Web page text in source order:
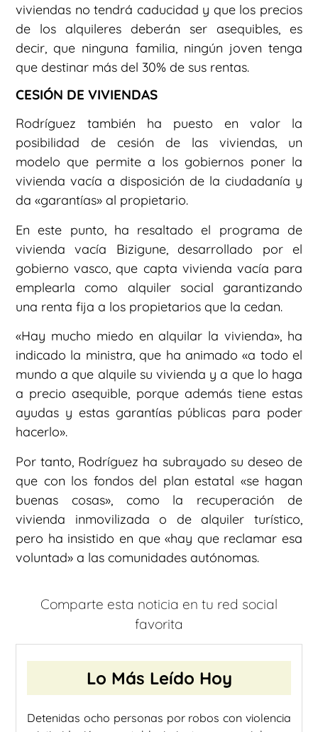
viviendas no tendrá caducidad y que los precios
de los alquileres deberán ser asequibles, es
decir, que ninguna familia, ningún joven tenga
que destinar más del 30% de sus rentas.
CESIÓN DE VIVIENDAS
Rodríguez también ha puesto en valor la
posibilidad de cesión de las viviendas, un
modelo que permite a los gobiernos poner la
vivienda vacía a disposición de la ciudadanía y
da «garantías» al propietario.
En este punto, ha resaltado el programa de
vivienda vacía Bizigune, desarrollado por el
gobierno vasco, que capta vivienda vacía para
emplearla como alquiler social garantizando
una renta fija a los propietarios que la cedan.
«Hay mucho miedo en alquilar la vivienda», ha
indicado la ministra, que ha animado «a todo el
mundo a que alquile su vivienda y a que lo haga
a precio asequible, porque además tiene estas
ayudas y estas garantías públicas para poder
hacerlo».
Por tanto, Rodríguez ha subrayado su deseo de
que con los fondos del plan estatal «se hagan
buenas cosas», como la recuperación de
vivienda inmovilizada o de alquiler turístico,
pero ha insistido en que «hay que reclamar esa
voluntad» a las comunidades autónomas.
Comparte esta noticia en tu red social
favorita
Lo Más Leído Hoy
Detenidas ocho personas por robos con violencia